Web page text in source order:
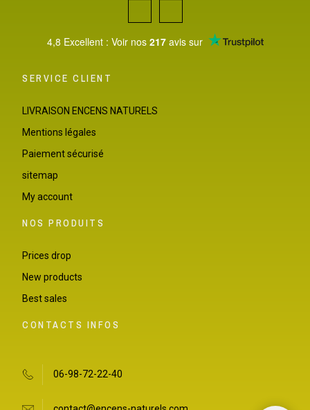
4,8 Excellent : Voir nos 217avis sur
SERVICE CLIENT
LIVRAISON ENCENS NATURELS
Mentions légales
Paiement sécurisé
sitemap
My account
NOS PRODUITS
Prices drop
New products
Best sales
CONTACTS INFOS
06-98-72-22-40